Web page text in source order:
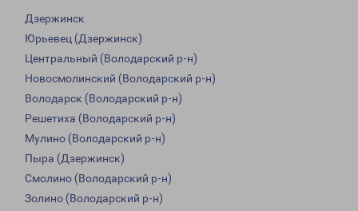
Дзержинск
Юрьевец (Дзержинск)
Центральный (Володарский р-н)
Новосмолинский (Володарский р-н)
Володарск (Володарский р-н)
Решетиха (Володарский р-н)
Мулино (Володарский р-н)
Пыра (Дзержинск)
Смолино (Володарский р-н)
Золино (Володарский р-н)